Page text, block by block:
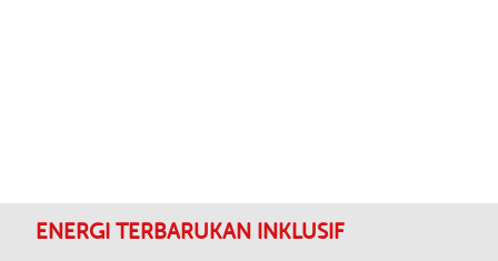
ENERGI TERBARUKAN INKLUSIF